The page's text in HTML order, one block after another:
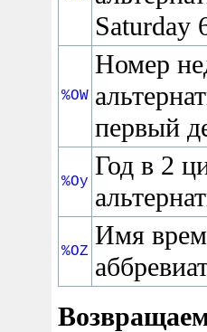
Saturday
%OW
Номер
первый
%Oy
Год в 2
%OZ
Имя